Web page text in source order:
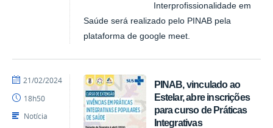
Interprofissionalidade em
Saúde será realizado pelo PINAB pela
plataforma de google meet.
PINAB, vinculado ao
Estelar, abre inscrições
para curso de Práticas
Integrativas
por
publicado
21/02/2024
18h50
Notícia